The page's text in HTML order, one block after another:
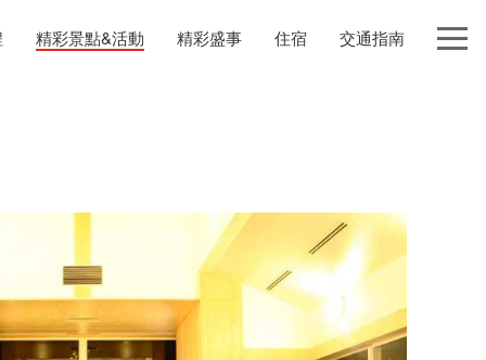
精彩景點&活動 精彩盛事 住宿 交通指南